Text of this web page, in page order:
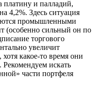
платину и палладий,
4,2%. Здесь ситуация
промышленными
(особенно сильный он по
торгового
увеличит
какое-то время они
Рекомендуем искать
части портфеля